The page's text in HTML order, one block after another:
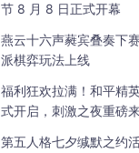
节 8 月 8 日正式开幕
燕云十六声蕤宾叠奏下
派棋弈玩法上线
福利狂欢拉满！和平精
式开启，刺激之夜重磅
第五人格七夕缄默之约